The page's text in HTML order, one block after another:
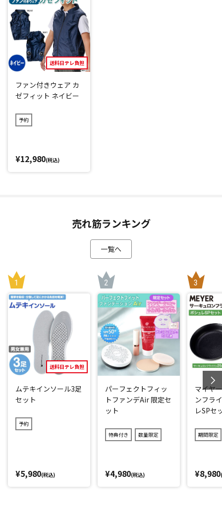
しいポイント。
バッテリーの持ちもよく、「弱」で運転した場合、最大稼働
時間は約8時間(*1)で、暑い作業を支えてくれます。
万が一、付属のバッテリーが切れても、お持ちのモバイルバ
ッテリーがあれば、つなげて使用することも可能。
もちろんファンを取り外せば、簡単にウェアの洗濯ができま
す。
涼感をアップさせているポイント
「カゼフィット」は次のポイントにより、ファンからの空気
ンパンに膨れたりしません。
蒸れやすい両脇の下の袖口をあえて締めずにゆとりを持たせ
ることで、風が通り抜け、涼感がアップします。
＼さらに保冷剤用メッシュポケットを2つ搭載(*2)／
ウェアの内側(脇下)には保冷剤を入れる事ができるメッシュポ
ケットが2つ付いています。
保冷剤や冷感タオルなどを入れれば、取り込んだ空気を冷や
し、きびしい暑さの中、涼感をサポートします。
UVカット率99％以上！(*3)
裏地に紫外線防止を目的とした「ACグレーコーティング」を
ウォーキングやアウトドア、ガーデニング、スポーツ観戦、
またはエアコンの効かない屋内でも大活躍します。
*1：着用条件など諸条件により、稼働時間が異なる場合がご
できません(保冷剤想定サイズ：約10cm×16cm)
*3：一般財団法人 カケンテストセンター調べ
送料日テレ負担
ファン付きウェア カ
ゼフィット ネイビー
予約
¥12,980(税込)
売れ筋ランキング
一覧へ
送料日テレ負担
ムテキインソール3足
セット
予約
¥5,980(税込)
パーフェクトフィッ
トファンデAir 限定セ
ット
特典付き 数量限定
¥4,980(税込)
マイヤ
ンフラ
レSPセ
期間限定
¥8,980